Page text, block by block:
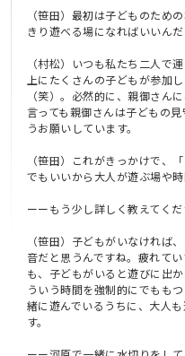
（笹田）最初は子どものため
きり遊べる場になればいいんだ
（村松）いつも私たち二人で
上にたくさんの子どもが参加
（笑）。必然的に、親御さん
言っても親御さんは子どもの
うお願いしています。
（笹田）これがきっかけで、
でもいいから大人が遊ぶ場や
ーーもう少し詳しく教えてくだ
（笹田）子どもがいなければ
音だと思うんですね。疲れて
も、子どもがいると遊びに出
ういう時間を強制的にでもも
緒に遊んでいるうちに、大人
す。